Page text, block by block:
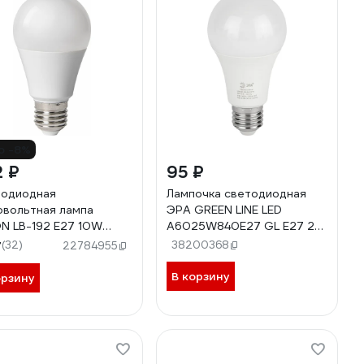
₽
лампа
LB-192 E27 10W
38265
(32) 22784955
95 ₽
Лампочка светодиодная
ЭРА GREEN LINE LED
A6025W840E27 GL E27 25
Вт груша яркий белый свет
Б0067117
38200368
В корзину